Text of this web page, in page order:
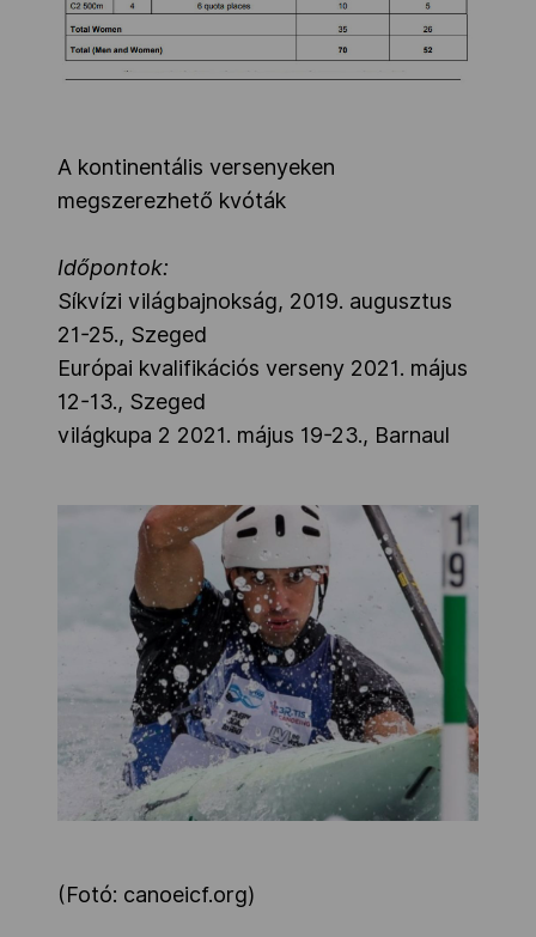
A kontinentális versenyeken
megszerezhető kvóták
Időpontok:
Síkvízi világbajnokság, 2019. augusztus
21-25., Szeged
Európai kvalifikációs verseny 2021. május
12-13., Szeged
világkupa 2 2021. május 19-23., Barnaul
(Fotó: canoeicf.org)